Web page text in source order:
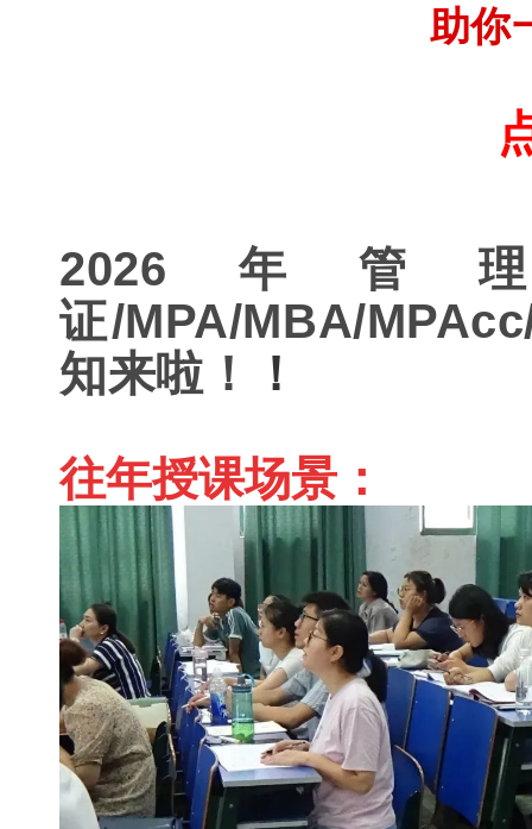
助你
2026年管
证/MPA/MBA/
知来啦！
！
往年授课场景 ：